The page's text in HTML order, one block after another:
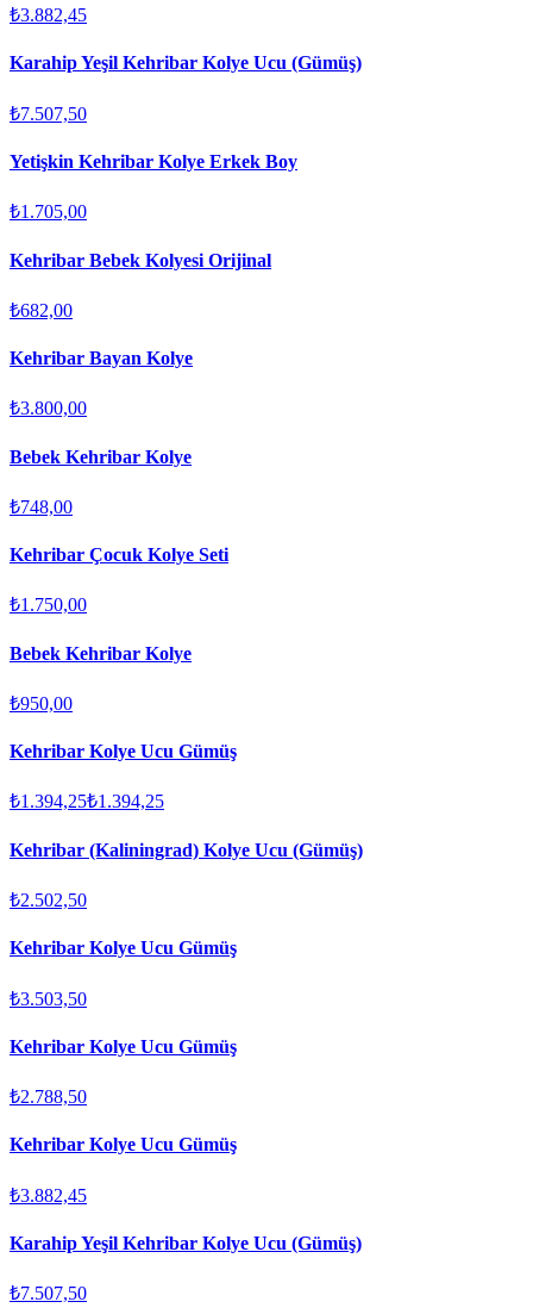
₺3.882,45
Karahip Yeşil Kehribar Kolye Ucu (Gümüş)
₺7.507,50
Yetişkin Kehribar Kolye Erkek Boy
₺1.705,00
Kehribar Bebek Kolyesi Orijinal
₺682,00
Kehribar Bayan Kolye
₺3.800,00
Bebek Kehribar Kolye
₺748,00
Kehribar Çocuk Kolye Seti
₺1.750,00
Bebek Kehribar Kolye
₺950,00
Kehribar Kolye Ucu Gümüş
₺1.394,25₺1.394,25
Kehribar (Kaliningrad) Kolye Ucu (Gümüş)
₺2.502,50
Kehribar Kolye Ucu Gümüş
₺3.503,50
Kehribar Kolye Ucu Gümüş
₺2.788,50
Kehribar Kolye Ucu Gümüş
₺3.882,45
Karahip Yeşil Kehribar Kolye Ucu (Gümüş)
₺7.507,50